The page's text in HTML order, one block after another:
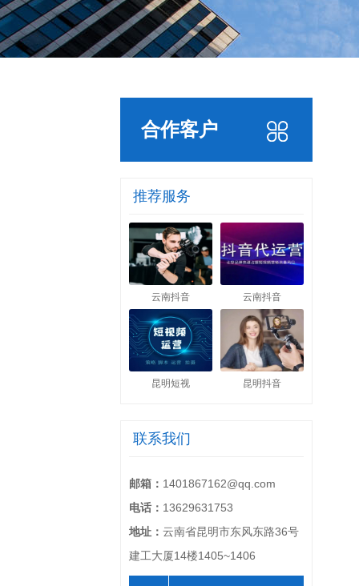
合作客户
推荐服务
云南抖音 云南抖音
昆明短视 昆明抖音
联系我们
邮箱： 1401867162@qq.com
电话： 13629631753
地址： 云南省昆明市东风东路36号
建工大厦14楼1405~1406